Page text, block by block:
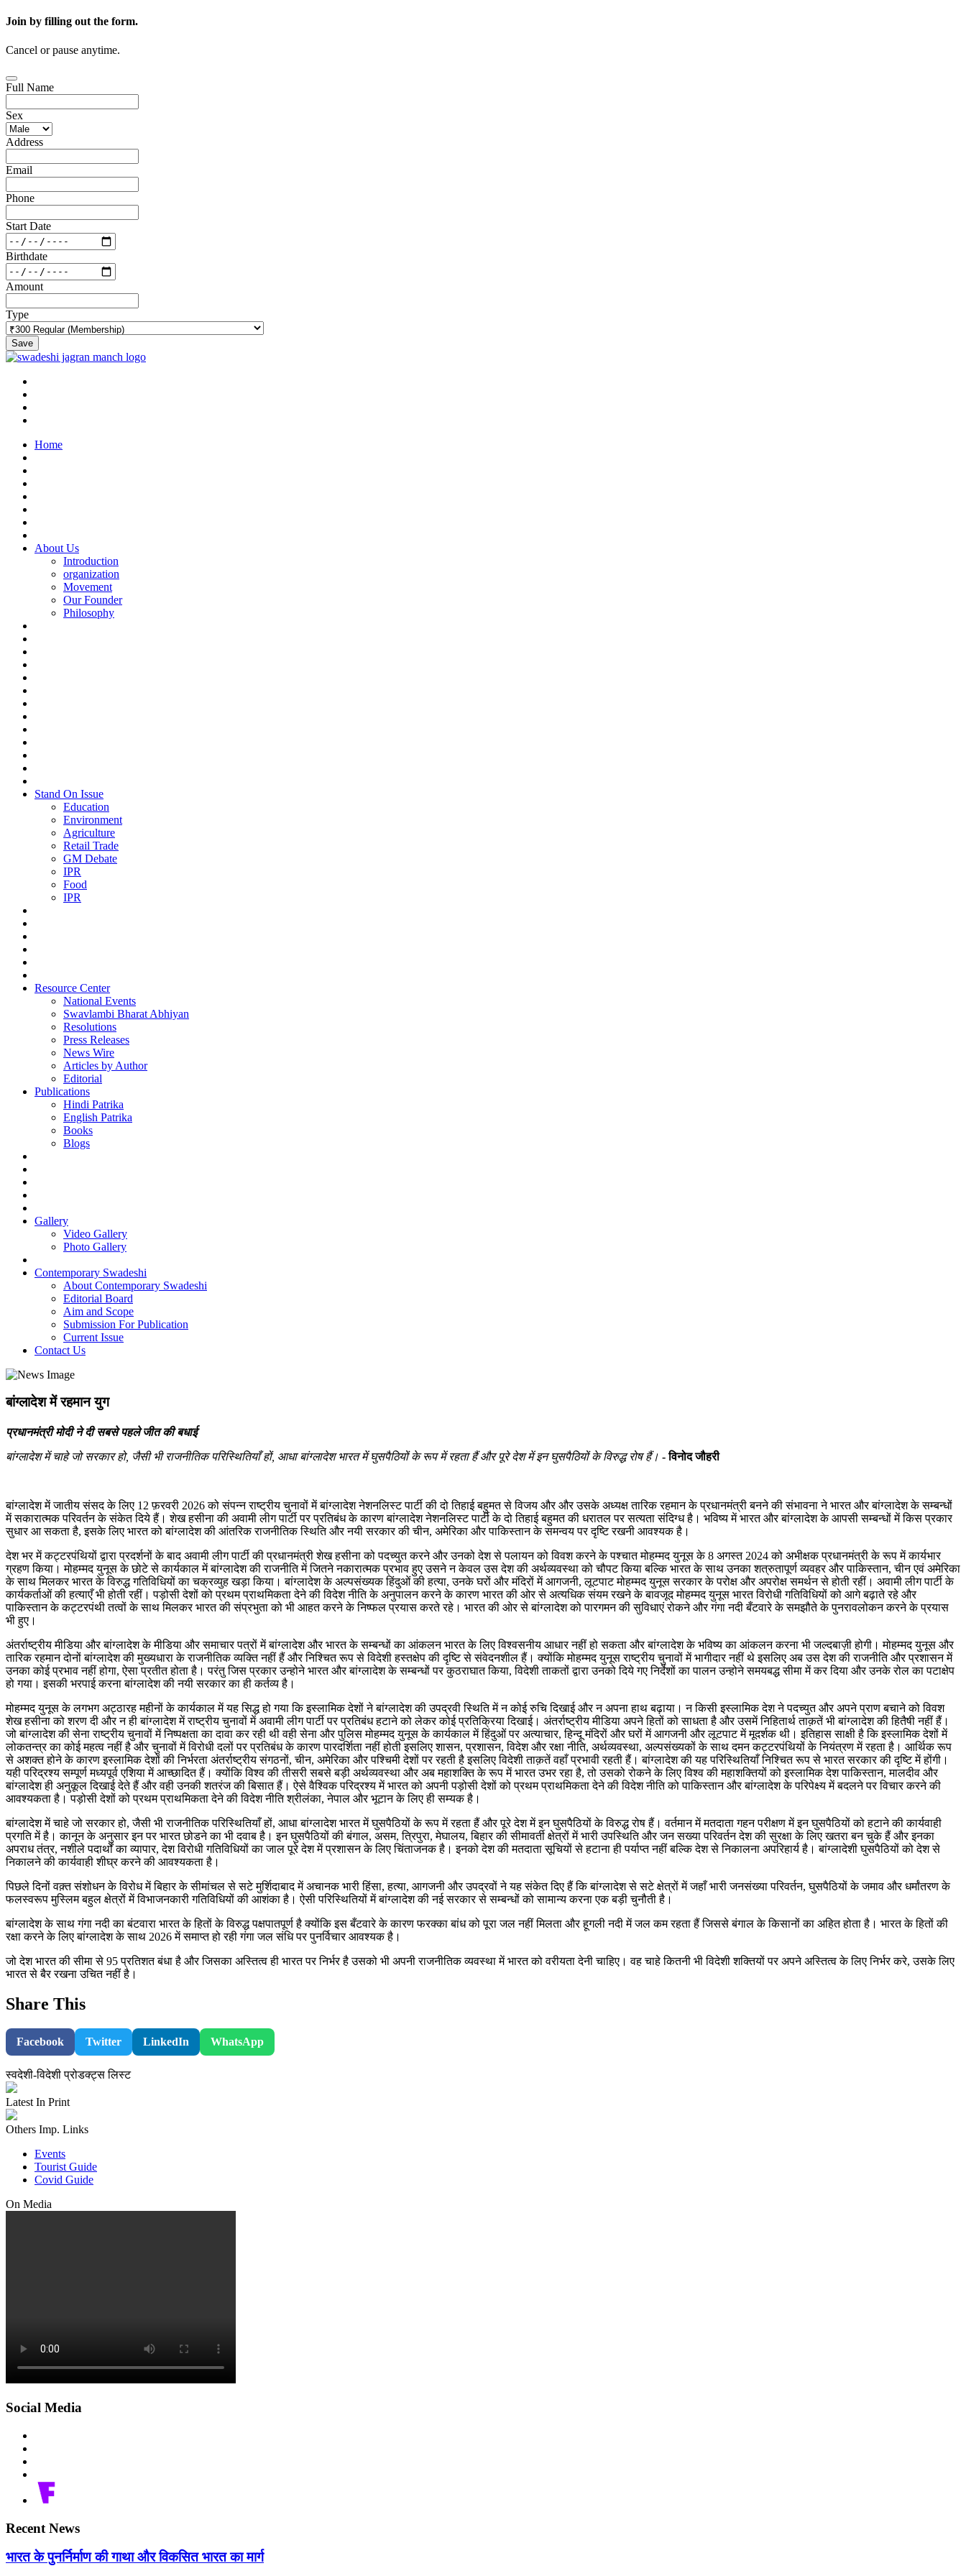
Join by filling out the form.
Cancel or pause anytime.
Full Name
Sex
Address
Email
Phone
Start Date
Birthdate
Amount
Type
Save
Home
About Us
Introduction
organization
Movement
Our Founder
Philosophy
Stand On Issue
Education
Environment
Agriculture
Retail Trade
GM Debate
IPR
Food
IPR
Resource Center
National Events
Swavlambi Bharat Abhiyan
Resolutions
Press Releases
News Wire
Articles by Author
Editorial
Publications
Hindi Patrika
English Patrika
Books
Blogs
Gallery
Video Gallery
Photo Gallery
Contemporary Swadeshi
About Contemporary Swadeshi
Editorial Board
Aim and Scope
Submission For Publication
Current Issue
Contact Us
बांग्लादेश में रहमान युग
प्रधानमंत्री मोदी ने दी सबसे पहले जीत की बधाई
बांग्लादेश में चाहे जो सरकार हो, जैसी भी राजनीतिक परिस्थितियाँ हों, आधा बांग्लादेश भारत में घुसपैठियों के रूप में रहता हैं और पूरे देश में इन घुसपैठियों के विरुद्ध रोष हैं। - विनोद जौहरी
बांग्लादेश में जातीय संसद के लिए 12 फ़रवरी 2026 को संपन्न राष्ट्रीय चुनावों में बांग्लादेश नेशनलिस्ट पार्टी की दो तिहाई बहुमत से विजय और और उसके अध्यक्ष तारिक रहमान के प्रधानमंत्री बनने की संभावना ने भारत और बांग्लादेश के सम्बन्धों
में सकारात्मक परिवर्तन के संकेत दिये हैं। शेख हसीना की अवामी लीग पार्टी पर प्रतिबंध के कारण बांग्लादेश नेशनलिस्ट पार्टी के दो तिहाई बहुमत की धरातल पर सत्यता संदिग्ध है। भविष्य में भारत और बांग्लादेश के आपसी सम्बन्धों में किस प्रकार
सुधार आ सकता है, इसके लिए भारत को बांग्लादेश की आंतरिक राजनीतिक स्थिति और नयी सरकार की चीन, अमेरिका और पाकिस्तान के समन्वय पर दृष्टि रखनी आवश्यक है।
देश भर में कट्टरपंथियों द्वारा प्रदर्शनों के बाद अवामी लीग पार्टी की प्रधानमंत्री शेख हसीना को पदच्युत करने और उनको देश से पलायन को विवश करने के पश्चात मोहम्मद युनूस के 8 अगस्त 2024 को अभीक्षक प्रधानमंत्री के रूप में कार्यभार
ग्रहण किया। मोहम्मद युनूस के छोटे से कार्यकाल में बांग्लादेश की राजनीति में जितने नकारात्मक प्रभाव हुए उसने न केवल उस देश की अर्थव्यवस्था को चौपट किया बल्कि भारत के साथ उनका शत्रुतापूर्ण व्यवहर और पाकिस्तान, चीन एवं अमेरिका
के साथ मिलकर भारत के विरुद्ध गतिविधियों का चक्रव्युह खड़ा किया। बांग्लादेश के अल्पसंख्यक हिंदुओं की हत्या, उनके घरों और मंदिरों में आगजनी, लूटपाट मोहम्मद युनूस सरकार के परोक्ष और अपरोक्ष समर्थन से होती रहीं। अवामी लीग पार्टी के
कार्यकर्ताओं की हत्याएँ भी होती रहीं। पड़ोसी देशों को प्रथम प्राथमिकता देने की विदेश नीति के अनुपालन करने के कारण भारत की ओर से अत्यधिक संयम रखने के बावजूद मोहम्मद युनूस भारत विरोधी गतिविधियों को आगे बढ़ाते रहे और
पाकिस्तान के कट्टरपंथी तत्वों के साथ मिलकर भारत की संप्रभुता को भी आहत करने के निष्फल प्रयास करते रहे। भारत की ओर से बांग्लादेश को पारगमन की सुविधाएं रोकने और गंगा नदी बँटवारे के समझौते के पुनरावलोकन करने के प्रयास
भी हुए।
अंतर्राष्ट्रीय मीडिया और बांग्लादेश के मीडिया और समाचार पत्रों में बांग्लादेश और भारत के सम्बन्धों का आंकलन भारत के लिए विश्वसनीय आधार नहीं हो सकता और बांग्लादेश के भविष्य का आंकलन करना भी जल्दबाज़ी होगी। मोहम्मद युनूस और
तारिक रहमान दोनों बांग्लादेश की मुख्यधारा के राजनीतिक व्यक्ति नहीं हैं और निश्चित रूप से विदेशी हस्तक्षेप की दृष्टि से संवेदनशील हैं। क्योंकि मोहम्मद युनूस राष्ट्रीय चुनावों में भागीदार नहीं थे इसलिए अब उस देश की राजनीति और प्रशासन में
उनका कोई प्रभाव नहीं होगा, ऐसा प्रतीत होता है। परंतु जिस प्रकार उन्होने भारत और बांग्लादेश के सम्बन्धों पर कुठराघात किया, विदेशी ताकतों द्वारा उनको दिये गए निर्देशों का पालन उन्होने समयबद्ध सीमा में कर दिया और उनके रोल का पटाक्षेप
हो गया। इसकी भरपाई करना बांग्लादेश की नयी सरकार का ही कर्तव्य है।
मोहम्मद युनूस के लगभग अट्ठारह महीनों के कार्यकाल में यह सिद्ध हो गया कि इस्लामिक देशों ने बांग्लादेश की उपद्रवी स्थिति में न कोई रुचि दिखाई और न अपना हाथ बढ़ाया। न किसी इस्लामिक देश ने पदच्युत और अपने प्राण बचाने को विवश
शेख हसीना को शरण दी और न ही बांग्लादेश में राष्ट्रीय चुनावों में अवामी लीग पार्टी पर प्रतिबंध हटाने को लेकर कोई प्रतिक्रिया दिखाई। अंतर्राष्ट्रीय मीडिया अपने हितों को साधता है और उसमें निहितार्थ ताक़तें भी बांग्लादेश की हितैषी नहीं हैं।
जो बांग्लादेश की सेना राष्ट्रीय चुनावों में निष्पक्षता का दावा कर रही थी वही सेना और पुलिस मोहम्मद युनूस के कार्यकाल में हिंदुओं पर अत्याचार, हिन्दू मंदिरों और घरों में आगजनी और लूटपाट में मूदर्शक थी। इतिहास साक्षी है कि इस्लामिक देशों में
लोकतन्त्र का कोई महत्व नहीं है और चुनावों में विरोधी दलों पर प्रतिबंध के कारण पारदर्शिता नहीं होती इसलिए शासन, प्रशासन, विदेश और रक्षा नीति, अर्थव्यवस्था, अल्पसंख्यकों के साथ दमन कट्टरपंथियों के नियंत्रण में रहता है। आर्थिक रूप
से अशक्त होने के कारण इस्लामिक देशों की निर्भरता अंतर्राष्ट्रीय संगठनों, चीन, अमेरिका और पश्चिमी देशों पर रहती है इसलिए विदेशी ताक़तें वहाँ प्रभावी रहती हैं। बांग्लादेश की यह परिस्थितियाँ निश्चित रूप से भारत सरकार की दृष्टि में होंगी।
यही परिद्रश्य सम्पूर्ण मध्यपूर्व एशिया में आच्छादित हैं। क्योंकि विश्व की तीसरी सबसे बड़ी अर्थव्यवस्था और अब महाशक्ति के रूप में भारत उभर रहा है, तो उसको रोकने के लिए विश्व की महाशक्तियों को इस्लामिक देश पाकिस्तान, मालदीव और
बांग्लादेश ही अनुकूल दिखाई देते हैं और वही उनकी शतरंज की बिसात हैं। ऐसे वैश्विक परिद्रश्य में भारत को अपनी पड़ोसी देशों को प्रथम प्राथमिकता देने की विदेश नीति को पाकिस्तान और बांग्लादेश के परिपेक्ष्य में बदलने पर विचार करने की
आवश्यकता है। पड़ोसी देशों को प्रथम प्राथमिकता देने की विदेश नीति श्रीलंका, नेपाल और भूटान के लिए ही सम्यक है।
बांग्लादेश में चाहे जो सरकार हो, जैसी भी राजनीतिक परिस्थितियाँ हों, आधा बांग्लादेश भारत में घुसपैठियों के रूप में रहता हैं और पूरे देश में इन घुसपैठियों के विरुद्ध रोष हैं। वर्तमान में मतदाता गहन परीक्षण में इन घुसपैठियों को हटाने की कार्यवाही
प्रगति में है। कानून के अनुसार इन पर भारत छोडने का भी दवाब है। इन घुसपैठियों की बंगाल, असम, त्रिपुरा, मेघालय, बिहार की सीमावर्ती क्षेत्रों में भारी उपस्थिति और जन सख्या परिवर्तन देश की सुरक्षा के लिए खतरा बन चुके हैं और इनका
अपराध तंत्र, नशीले पदार्थों का व्यापार, देश विरोधी गतिविधियों का जाल पूरे देश में प्रशासन के लिए चिंताजनक है। इनको देश की मतदाता सूचियों से हटाना ही पर्याप्त नहीं बल्कि देश से निकालना अपरिहार्य है। बांग्लादेशी घुसपैठियों को देश से
निकालने की कार्यवाही शीघ्र करने की आवश्यकता है।
पिछले दिनों वक़्त संशोधन के विरोध में बिहार के सीमांचल से सटे मुर्शिदाबाद में अचानक भारी हिंसा, हत्या, आगजनी और उपद्रवों ने यह संकेत दिए हैं कि बांग्लादेश से सटे क्षेत्रों में जहाँ भारी जनसंख्या परिवर्तन, घुसपैठियों के जमाव और धर्मांतरण के
फलस्वरूप मुस्लिम बहुल क्षेत्रों में विभाजनकारी गतिविधियों की आशंका है। ऐसी परिस्थितियों में बांग्लादेश की नई सरकार से सम्बन्धों को सामान्य करना एक बड़ी चुनौती है।
बांग्लादेश के साथ गंगा नदी का बंटवारा भारत के हितों के विरुद्ध पक्षपातपूर्ण है क्योंकि इस बँटवारे के कारण फरक्का बांध को पूरा जल नहीं मिलता और हूगली नदी में जल कम रहता हैं जिससे बंगाल के किसानों का अहित होता है। भारत के हितों की
रक्षा करने के लिए बांग्लादेश के साथ 2026 में समाप्त हो रही गंगा जल संधि पर पुनर्विचार आवश्यक है।
जो देश भारत की सीमा से 95 प्रतिशत बंधा है और जिसका अस्तित्व ही भारत पर निर्भर है उसको भी अपनी राजनीतिक व्यवस्था में भारत को वरीयता देनी चाहिए। वह चाहे कितनी भी विदेशी शक्तियों पर अपने अस्तित्व के लिए निर्भर करे, उसके लिए
भारत से बैर रखना उचित नहीं है।
Share This
Facebook Twitter LinkedIn WhatsApp
स्वदेशी-विदेशी प्रोडक्ट्स लिस्ट
Latest In Print
Others Imp. Links
Events
Tourist Guide
Covid Guide
On Media
Social Media
Recent News
भारत के पुनर्निर्माण की गाथा और विकसित भारत का मार्ग